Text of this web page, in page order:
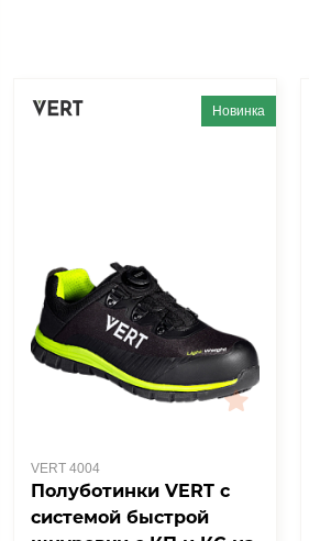
Новинка
VERT 4004
Полуботинки VERT с
системой быстрой